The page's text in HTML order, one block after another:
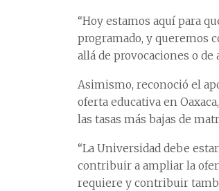
“Hoy estamos aquí para
programado, y queremos
allá de provocaciones o
Asimismo, reconoció el
oferta educativa en
las tasas más bajas de
“La Universidad debe
contribuir a ampliar la
requiere y contribuir